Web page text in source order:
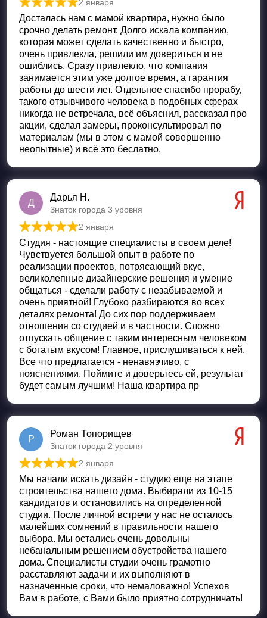
Оценка из 5
2 января
Досталась нам с мамой квартира, нужно было
срочно делать ремонт. Долго искала компанию,
которая может сделать качественно и быстро,
очень привлекла, решили им довериться и не
ошиблись. Сразу привлекло, что компания
занимается этим уже долгое время, а гарантия
работы до шести лет. Отдельное спасибо прорабу,
такого отзывчивого человека в подобных сферах
никогда не встречала, всё объяснил, рассказал про
акции, сделал замеры, проконсультировал по
материалам (мы в этом с мамой совершенно
неопытные) и всё это беслатно.
Д
Дарья Н.
Знаток города 3 уровня
Оценка из 5
2 января
Студия - настоящие специалисты в своем деле!
Чувствуется большой опыт в работе по
реализации проектов, потрясающий вкус,
великолепные дизайнерские решения и умение
общаться - сделали работу с незабываемой и
очень приятной! Глубоко разбираются во всех
деталях ремонта! До сих пор поддерживаем
отношения со студией и в частности. Сложно
отпускать общение с таким интересным человеком
с богатым вкусом! Главное, прислушиваться к ней.
Все что предлагается - ненавязчиво, с
пояснениями. Поймите и доверьтесь ей, результат
будет самым лучшим! Наша квартира пр
Р
Роман Топорищев
Знаток города 2 уровня
Оценка из 5
2 января
Мы начали искать дизайн - студию еще на этапе
строительства нашего дома. Выбирали из 10-15
кандидатов и остановились на определенной
студии. После личной встречи у нас не осталось
малейших сомнений в правильности нашего
выбора. Мы остались очень довольны
небанальным решением обустройства нашего
дома. Специалисты студии очень грамотно
расставляют задачи и их выполняют в
назначенные сроки, что немаловажно! Успехов
Вам в работе, с Вами было приятно сотрудничать!